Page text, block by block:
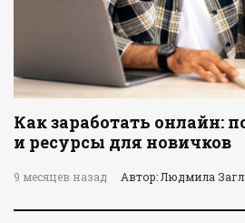
Как заработать онлайн:
и ресурсы для новичков
9 месяцев назад Автор: Людмила